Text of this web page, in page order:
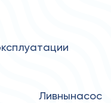
Ливнынасос